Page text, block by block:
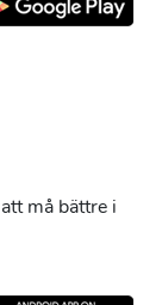
må bättre i